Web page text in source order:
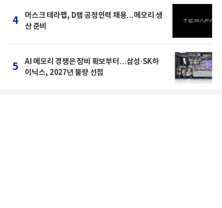
4
머스크 테라팹, D램 공정인력 채용…메모리 생
산 준비
5
AI 메모리 경쟁은 장비 확보부터…삼성·SK하
이닉스, 2027년 물량 선점